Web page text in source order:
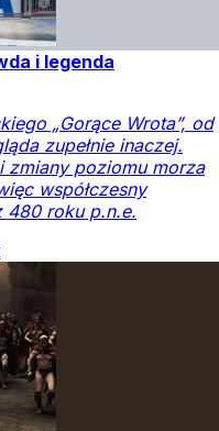
i legenda
„Gorące Wrota”, od
zupełnie inaczej.
zmiany poziomu morza
współczesny
480 roku p.n.e.